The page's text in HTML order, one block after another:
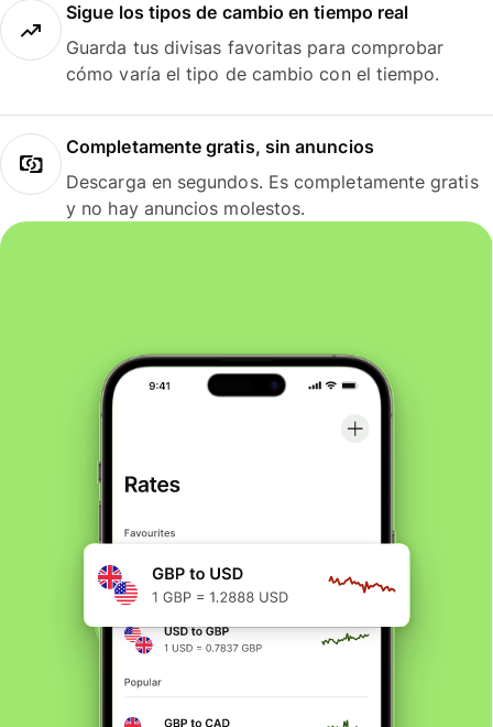
Sigue los tipos de cambio en tiempo real
Guarda tus divisas favoritas para comprobar
cómo varía el tipo de cambio con el tiempo.
Completamente gratis, sin anuncios
Descarga en segundos. Es completamente gratis
y no hay anuncios molestos.